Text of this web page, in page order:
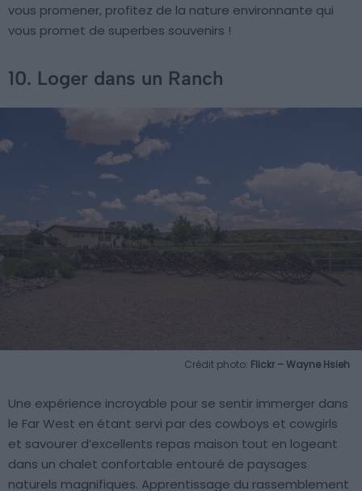
vous promener, profitez de la nature environnante qui
vous promet de superbes souvenirs !
10. Loger dans un Ranch
Crédit photo: Flickr – Wayne Hsieh
Une expérience incroyable pour se sentir immerger dans
le Far West en étant servi par des cowboys et cowgirls
et savourer d’excellents repas maison tout en logeant
dans un chalet confortable entouré de paysages
naturels magnifiques. Apprentissage du rassemblement